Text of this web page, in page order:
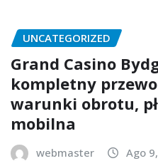
UNCATEGORIZED
Grand Casino
kompletny
warunki obrotu,
mobilna
webmaster Ago